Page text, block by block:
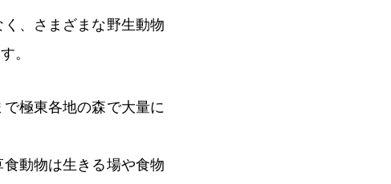
、さまざまな野生動物
す。
極東各地の森で大量に
動物は生きる場や食物